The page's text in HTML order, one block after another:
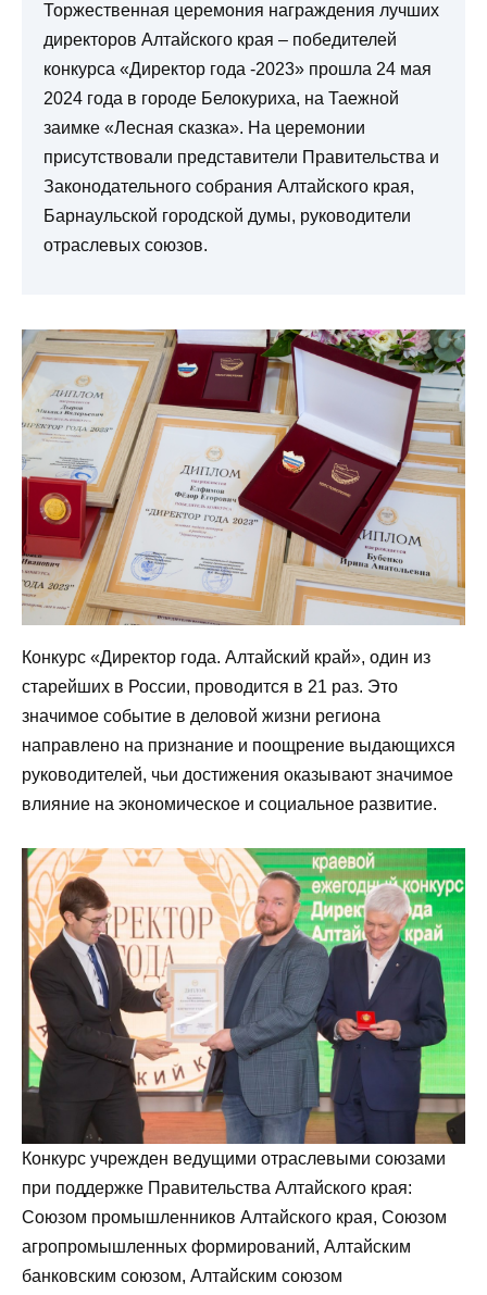
Торжественная церемония награждения лучших
директоров Алтайского края – победителей
конкурса «Директор года -2023» прошла 24 мая
2024 года в городе Белокуриха, на Таежной
заимке «Лесная сказка». На церемонии
присутствовали представители Правительства и
Законодательного собрания Алтайского края,
Барнаульской городской думы, руководители
отраслевых союзов.
Конкурс «Директор года. Алтайский край», один из
старейших в России, проводится в 21 раз. Это
значимое событие в деловой жизни региона
направлено на признание и поощрение выдающихся
руководителей, чьи достижения оказывают значимое
влияние на экономическое и социальное развитие.
Конкурс учрежден ведущими отраслевыми союзами
при поддержке Правительства Алтайского края:
Союзом промышленников Алтайского края, Союзом
агропромышленных формирований, Алтайским
банковским союзом, Алтайским союзом